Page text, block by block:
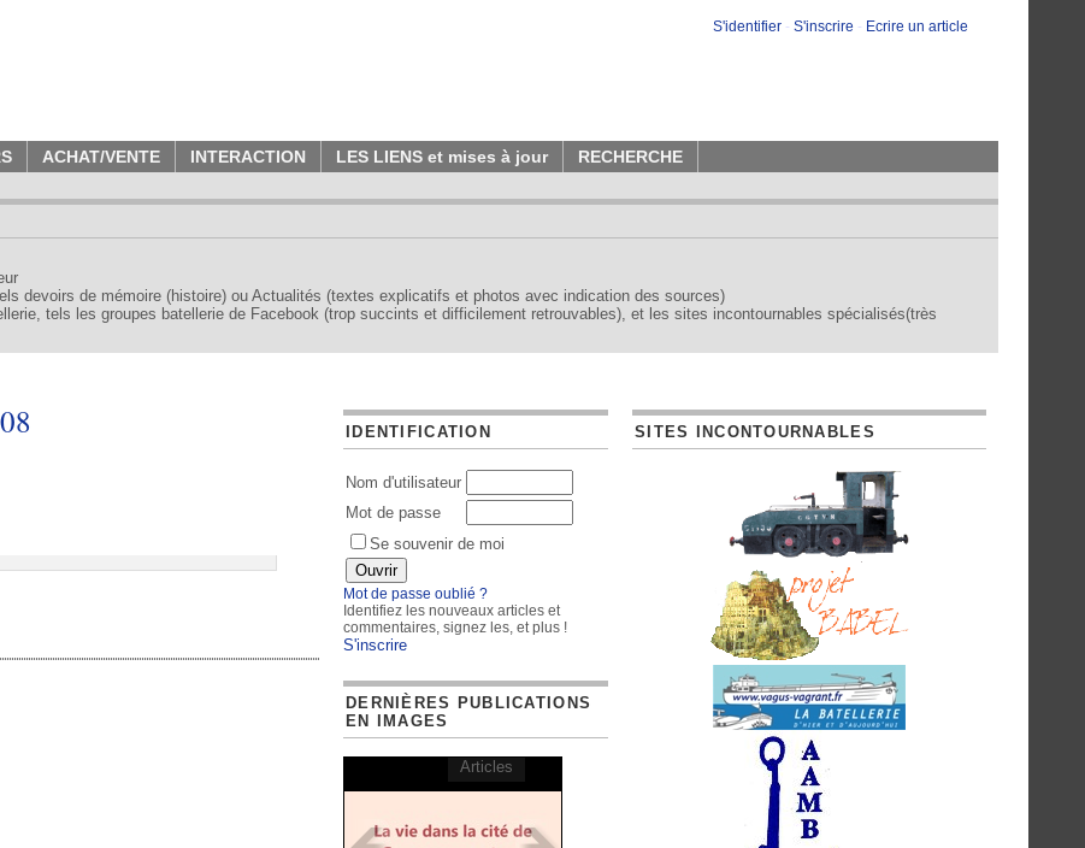
S'identifier - S'inscrire - Ecrire un article
ACHAT/VENTE INTERACTION LES LIENS et mises à jour RECHERCHE
devoirs de mémoire (histoire) ou Actualités (textes explicatifs et photos avec indication des sources)
tels les groupes batellerie de Facebook (trop succints et difficilement retrouvables), et les sites incontournables spécialisés(très
IDENTIFICATION
Nom d'utilisateur
Mot de passe
Se souvenir de moi
Mot de passe oublié ?
Identifiez les nouveaux articles et
commentaires, signez les, et plus !
S'inscrire
DERNIÈRES PUBLICATIONS
EN IMAGES
Articles
SITES INCONTOURNABLES